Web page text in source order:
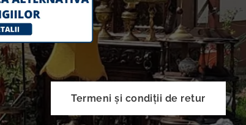
Termeni și condiții de retur